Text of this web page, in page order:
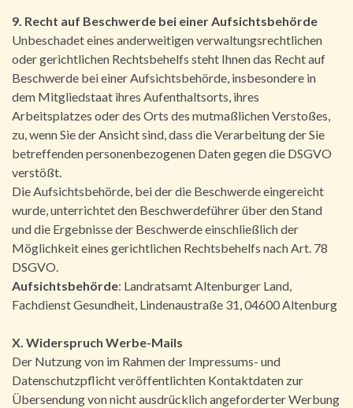
9. Recht auf Beschwerde bei einer Aufsichtsbehörde
Unbeschadet eines anderweitigen verwaltungsrechtlichen
oder gerichtlichen Rechtsbehelfs steht Ihnen das Recht auf
Beschwerde bei einer Aufsichtsbehörde, insbesondere in
dem Mitgliedstaat ihres Aufenthaltsorts, ihres
Arbeitsplatzes oder des Orts des mutmaßlichen Verstoßes,
zu, wenn Sie der Ansicht sind, dass die Verarbeitung der Sie
betreffenden personenbezogenen Daten gegen die DSGVO
verstößt.
Die Aufsichtsbehörde, bei der die Beschwerde eingereicht
wurde, unterrichtet den Beschwerdeführer über den Stand
und die Ergebnisse der Beschwerde einschließlich der
Möglichkeit eines gerichtlichen Rechtsbehelfs nach Art. 78
DSGVO.
Aufsichtsbehörde: Landratsamt Altenburger Land,
Fachdienst Gesundheit, Lindenaustraße 31, 04600 Altenburg
X. Widerspruch Werbe-Mails
Der Nutzung von im Rahmen der Impressums- und
Datenschutzpflicht veröffentlichten Kontaktdaten zur
Übersendung von nicht ausdrücklich angeforderter Werbung